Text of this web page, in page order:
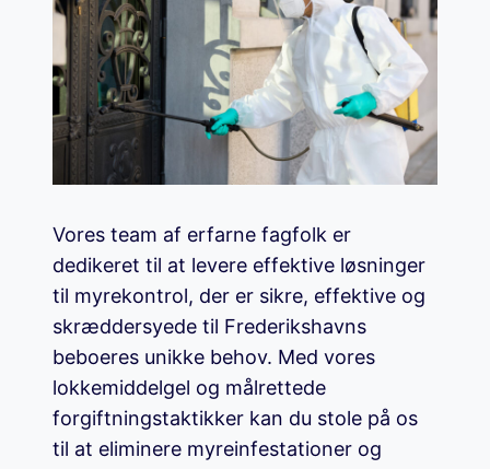
Vores team af erfarne fagfolk er
dedikeret til at levere effektive løsninger
til myrekontrol, der er sikre, effektive og
skræddersyede til Frederikshavns
beboeres unikke behov. Med vores
lokkemiddelgel og målrettede
forgiftningstaktikker kan du stole på os
til at eliminere myreinfestationer og